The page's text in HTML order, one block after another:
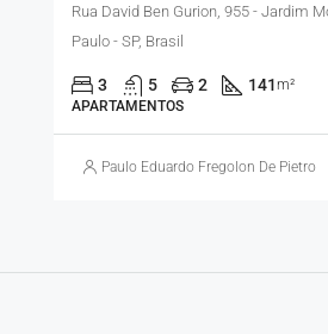
Rua David Ben Gurion, 955 - Jardim
Paulo - SP, Brasil
3 5 2 141m²
APARTAMENTOS
Paulo Eduardo Fregolon De Pietro